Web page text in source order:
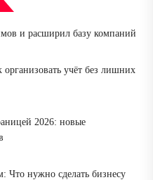
и расширил базу компаний
учёт без лишних
2026: новые
Что нужно сделать бизнесу